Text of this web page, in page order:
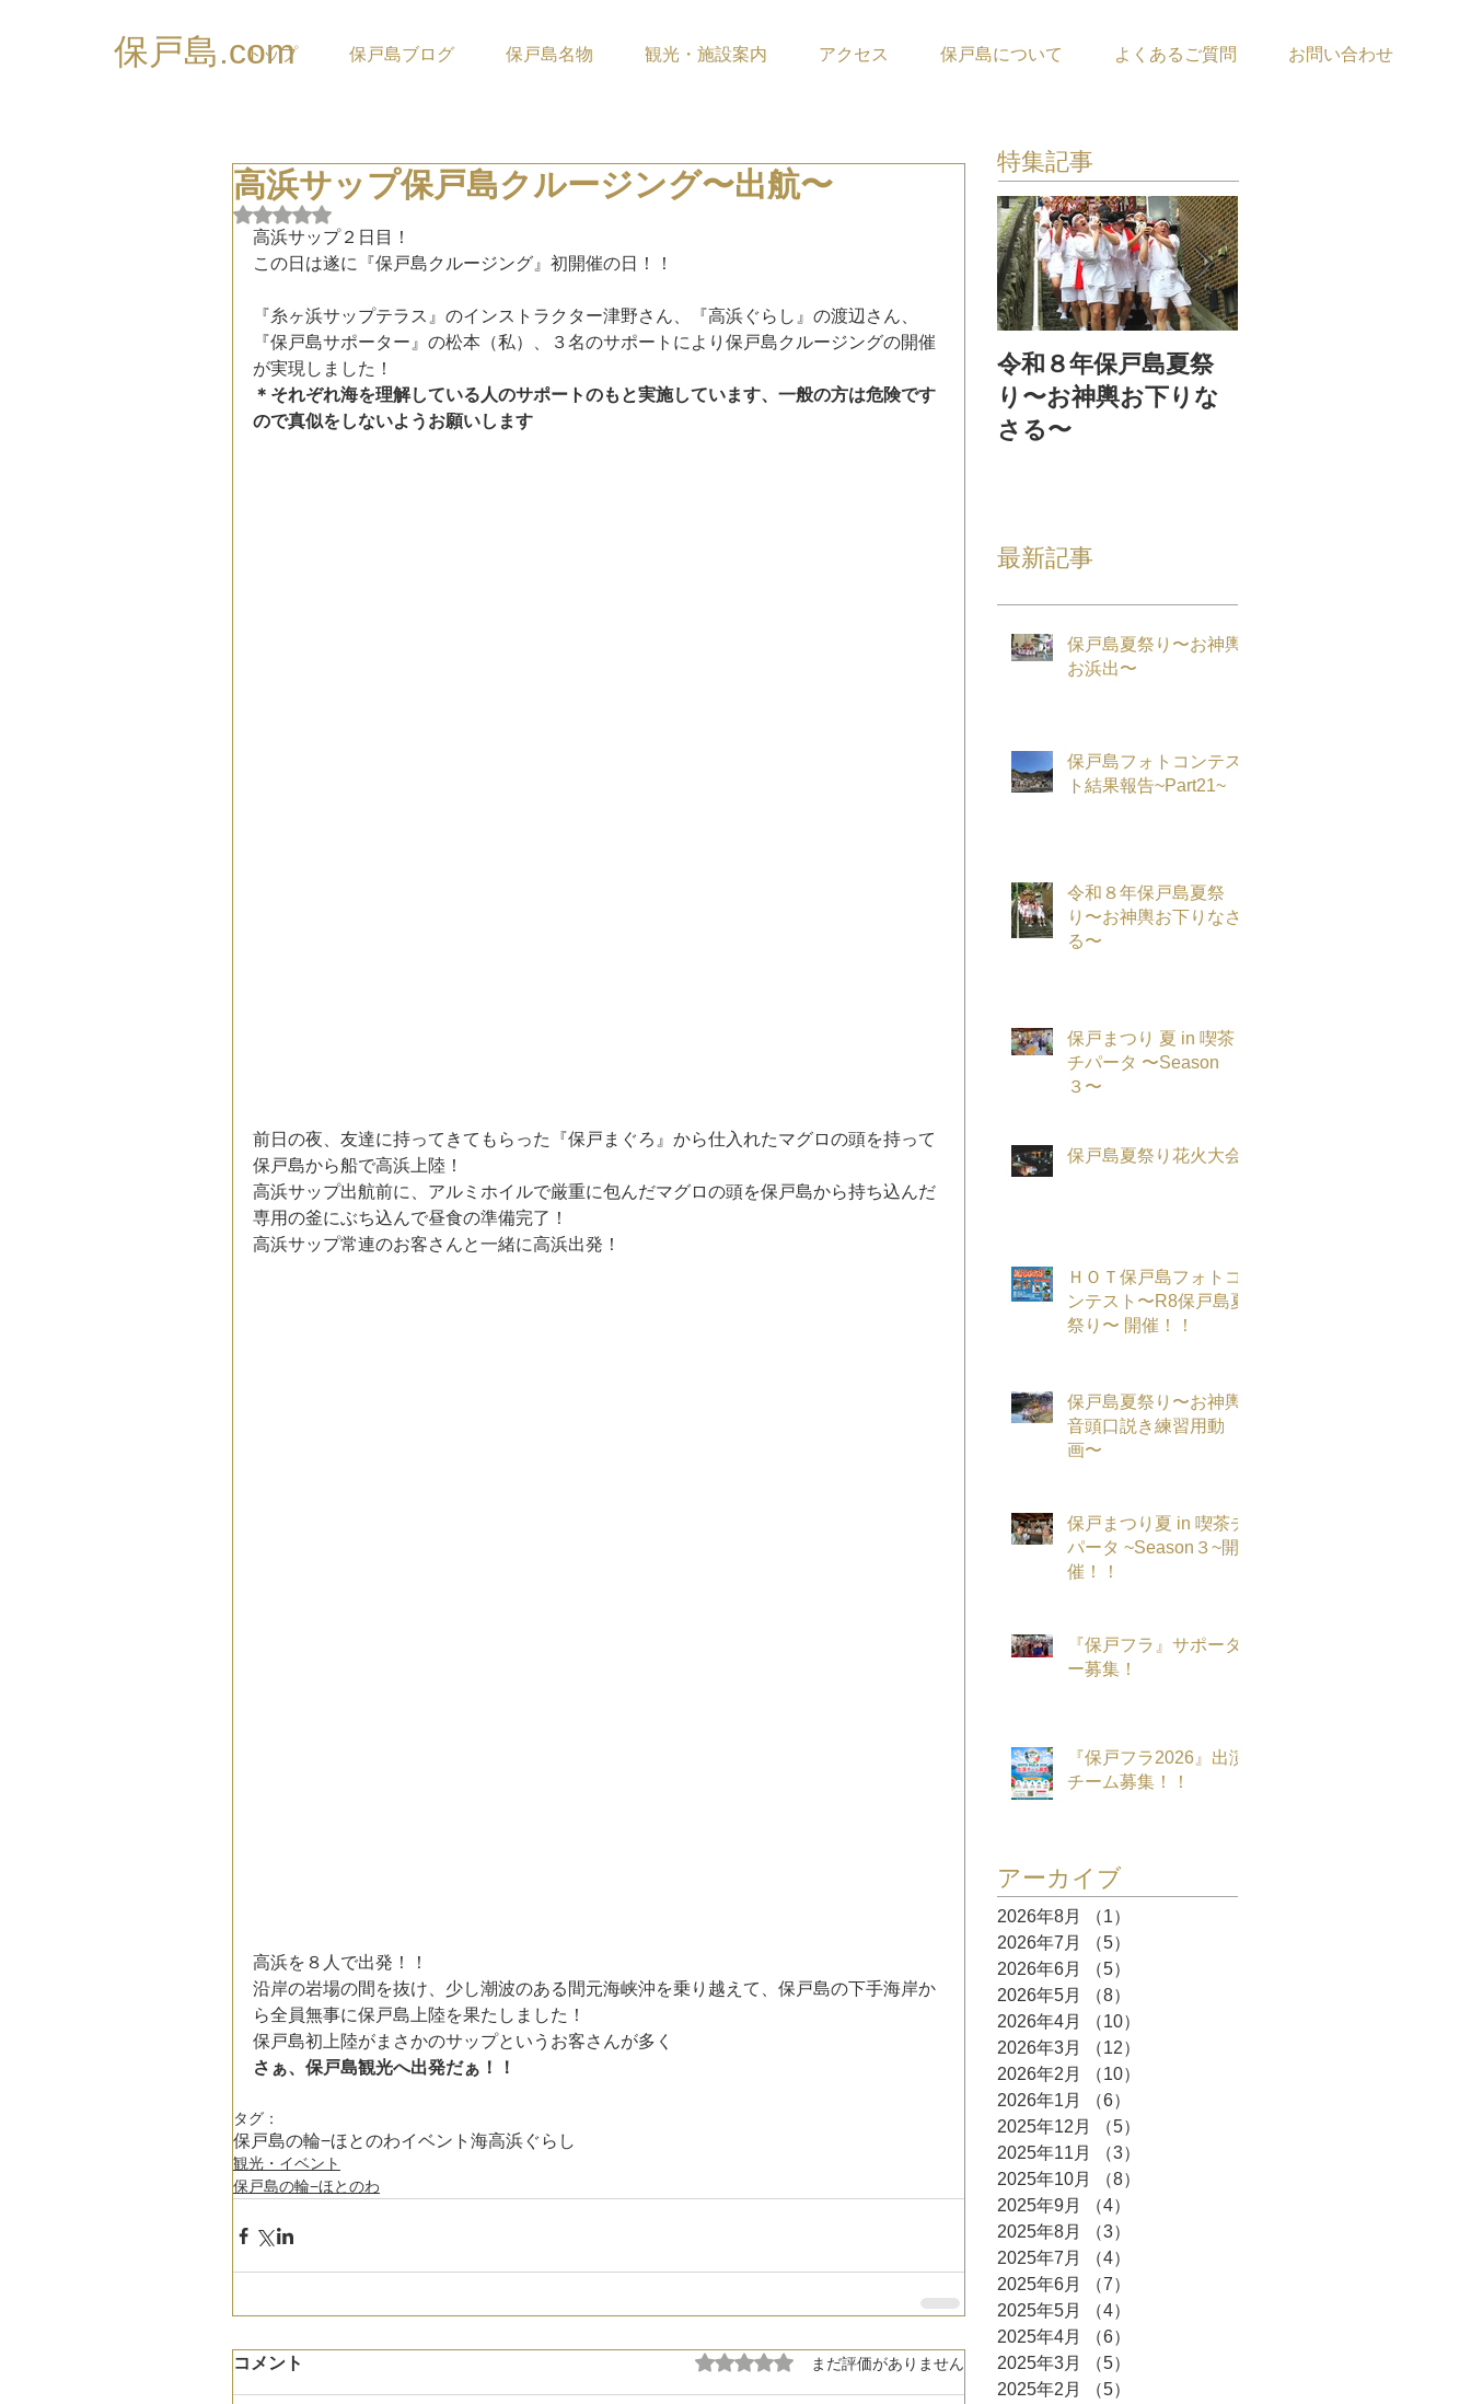
保戸島.com
トップ 保戸島ブログ 保戸島名物 観光・施設案内 アクセス 保戸島について よくあるご質問 お問い合わせ
高浜サップ保戸島クルージング〜出航〜
5つ星のうちNaNと評価されています。
高浜サップ２日目！
この日は遂に『保戸島クルージング』初開催の日！！
『糸ヶ浜サップテラス』のインストラクター津野さん、『高浜ぐらし』の渡辺さん、
『保戸島サポーター』の松本（私）、３名のサポートにより保戸島クルージングの開催
が実現しました！
＊それぞれ海を理解している人のサポートのもと実施しています、一般の方は危険です
ので真似をしないようお願いします
前日の夜、友達に持ってきてもらった『保戸まぐろ』から仕入れたマグロの頭を持って
保戸島から船で高浜上陸！
高浜サップ出航前に、アルミホイルで厳重に包んだマグロの頭を保戸島から持ち込んだ
専用の釜にぶち込んで昼食の準備完了！
高浜サップ常連のお客さんと一緒に高浜出発！
高浜を８人で出発！！
沿岸の岩場の間を抜け、少し潮波のある間元海峡沖を乗り越えて、保戸島の下手海岸か
ら全員無事に保戸島上陸を果たしました！
保戸島初上陸がまさかのサップというお客さんが多く
さぁ、保戸島観光へ出発だぁ！！
タグ：
保戸島の輪−ほとのわイベント 海高浜ぐらし
観光・イベント
保戸島の輪−ほとのわ
コメント 5つ星のうち0と評価されています。
まだ評価がありません
特集記事
令和８年保戸島夏祭
り〜お神輿お下りな
さる〜
最新記事
保戸島夏祭り〜お神輿
お浜出〜
保戸島フォトコンテス
ト結果報告~Part21~
令和８年保戸島夏祭
り〜お神輿お下りなさ
る〜
保戸まつり 夏 in 喫茶
チパータ 〜Season
３〜
保戸島夏祭り花火大会
ＨＯＴ保戸島フォトコ
ンテスト〜R8保戸島夏
祭り〜 開催！！
保戸島夏祭り〜お神輿
音頭口説き練習用動
画〜
保戸まつり夏 in 喫茶チ
パータ ~Season３~開
催！！
『保戸フラ』サポータ
ー募集！
『保戸フラ2026』出演
チーム募集！！
アーカイブ
2026年8月 （1）
2026年7月
（5）
2026年6月
（5）
2026年5月
（8）
2026年4月
（10）
2026年3月
（12）
2026年2月
（10）
2026年1月
（6）
2025年12月
（5）
2025年11月
（3）
2025年10月
（8）
2025年9月
（4）
2025年8月
（3）
2025年7月
（4）
2025年6月
（7）
2025年5月
（4）
2025年4月
（6）
2025年3月
（5）
2025年2月
（5）